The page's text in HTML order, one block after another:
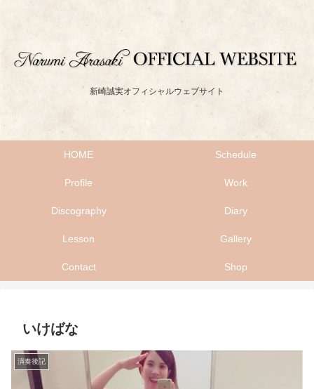
新崎誠実オフィシャルウェブサイト
HOME Schedule
Profile Work
Discography Diary
Lesson Gallery
Contact Shop
いけばな
演奏後記